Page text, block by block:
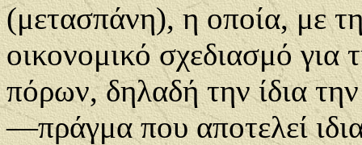
(μετασπάνη), η οποία, με
οικονομικό σχεδιασμό
πόρων, δηλαδή την ίδια
―πράγμα που αποτελεί